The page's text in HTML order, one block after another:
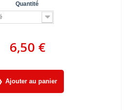
Quantité
6,50 €
Ajouter au panier